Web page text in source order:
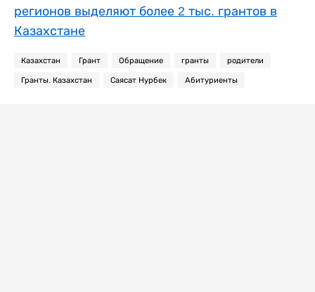
регионов выделяют более 2 тыс. грантов в
Казахстане
Казахстан Грант Обращение гранты родители
Гранты. Казахстан Саясат Нурбек Абитуриенты